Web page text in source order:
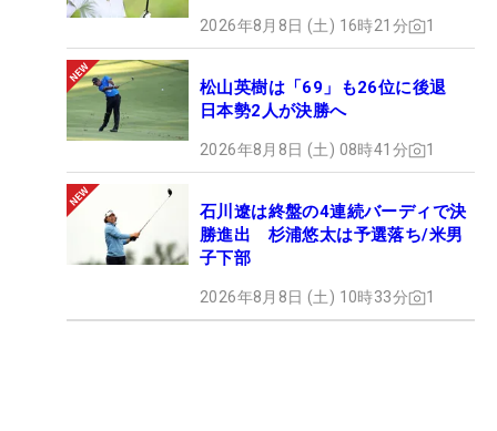
2026年8月8日 (土) 16時21分 1
松山英樹は「69」も26位に後退
日本勢2人が決勝へ
2026年8月8日 (土) 08時41分 1
石川遼は終盤の4連続バーディで決
勝進出 杉浦悠太は予選落ち/米男
子下部
2026年8月8日 (土) 10時33分 1